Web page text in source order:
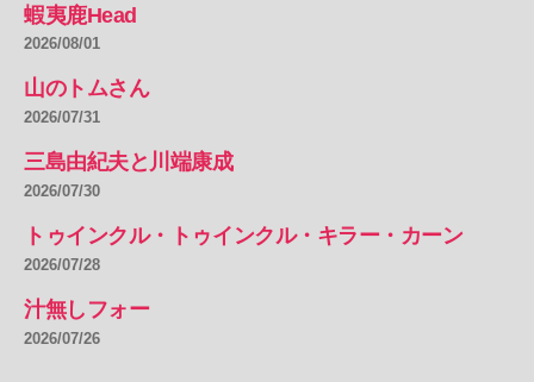
蝦夷鹿Head
2026/08/01
山のトムさん
2026/07/31
三島由紀夫と川端康成
2026/07/30
トゥインクル・トゥインクル・キラー・カーン
2026/07/28
汁無しフォー
2026/07/26